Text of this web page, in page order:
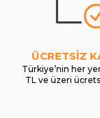
ÜCRETSİZ
Türkiye’nin her
TL ve üzeri